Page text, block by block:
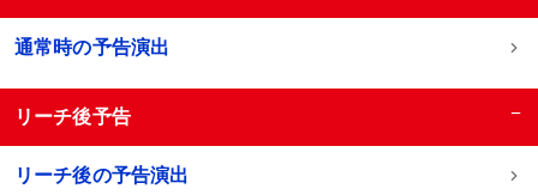
通常時の予告演出
リーチ後予告 −
リーチ後の予告演出